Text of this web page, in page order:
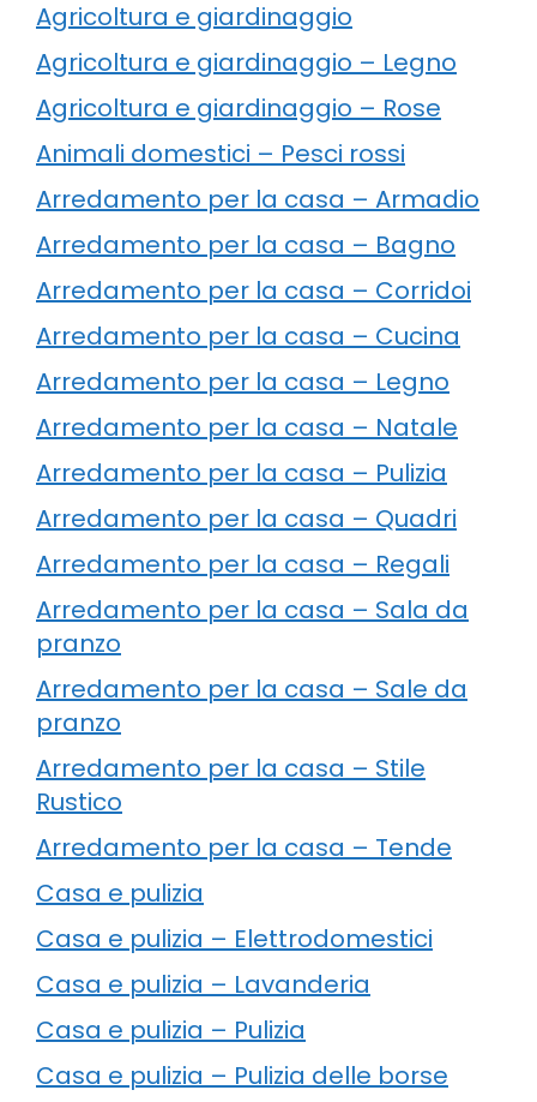
Agricoltura e giardinaggio
Agricoltura e giardinaggio – Legno
Agricoltura e giardinaggio – Rose
Animali domestici – Pesci rossi
Arredamento per la casa – Armadio
Arredamento per la casa – Bagno
Arredamento per la casa – Corridoi
Arredamento per la casa – Cucina
Arredamento per la casa – Legno
Arredamento per la casa – Natale
Arredamento per la casa – Pulizia
Arredamento per la casa – Quadri
Arredamento per la casa – Regali
Arredamento per la casa – Sala da
pranzo
Arredamento per la casa – Sale da
pranzo
Arredamento per la casa – Stile
Rustico
Arredamento per la casa – Tende
Casa e pulizia
Casa e pulizia – Elettrodomestici
Casa e pulizia – Lavanderia
Casa e pulizia – Pulizia
Casa e pulizia – Pulizia delle borse